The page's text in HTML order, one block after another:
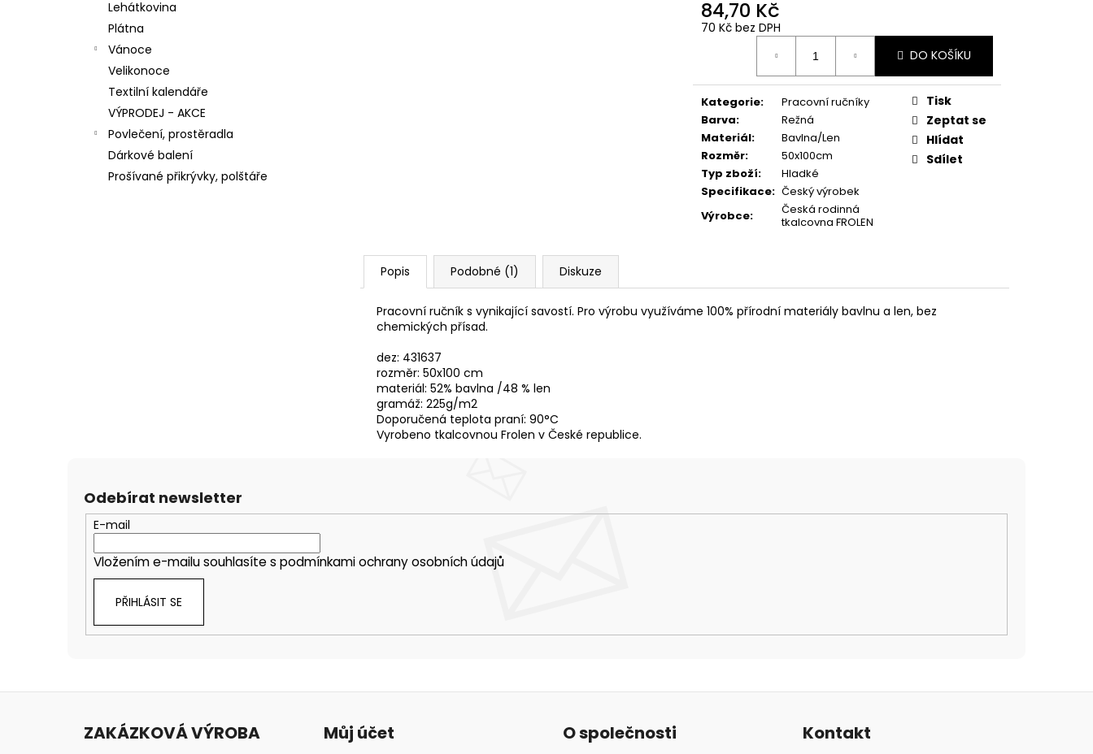
Lehátkovina
Plátna
Vánoce
Velikonoce
Textilní kalendáře
VÝPRODEJ - AKCE
Povlečení, prostěradla
Dárkové balení
Prošívané přikrývky, polštáře
84,70 Kč
70 Kč bez DPH
DO KOŠÍKU
Kategorie:
Pracovní ručníky
Barva:
Režná
Materiál:
Bavlna/Len
Rozměr:
50x100cm
Typ zboží:
Hladké
Specifikace: Český výrobek
Výrobce:
Česká rodinná
tkalcovna FROLEN
Tisk
Zeptat se
Hlídat
Sdílet
Popis Podobné (1) Diskuze
Pracovní ručník s vynikající savostí. Pro výrobu využíváme 100% přírodní materiály bavlnu a len, bez
chemických přísad.
dez: 431637
rozměr: 50x100 cm
materiál: 52% bavlna /48 % len
gramáž: 225g/m2
Doporučená teplota praní: 90°C
Vyrobeno tkalcovnou Frolen v České republice.
59,30 Kč
Odebírat newsletter
E-mail
Vložením e-mailu souhlasíte s podmínkami ochrany osobních údajů
PŘIHLÁSIT SE
ZAKÁZKOVÁ VÝROBA Můj účet O společnosti Kontakt